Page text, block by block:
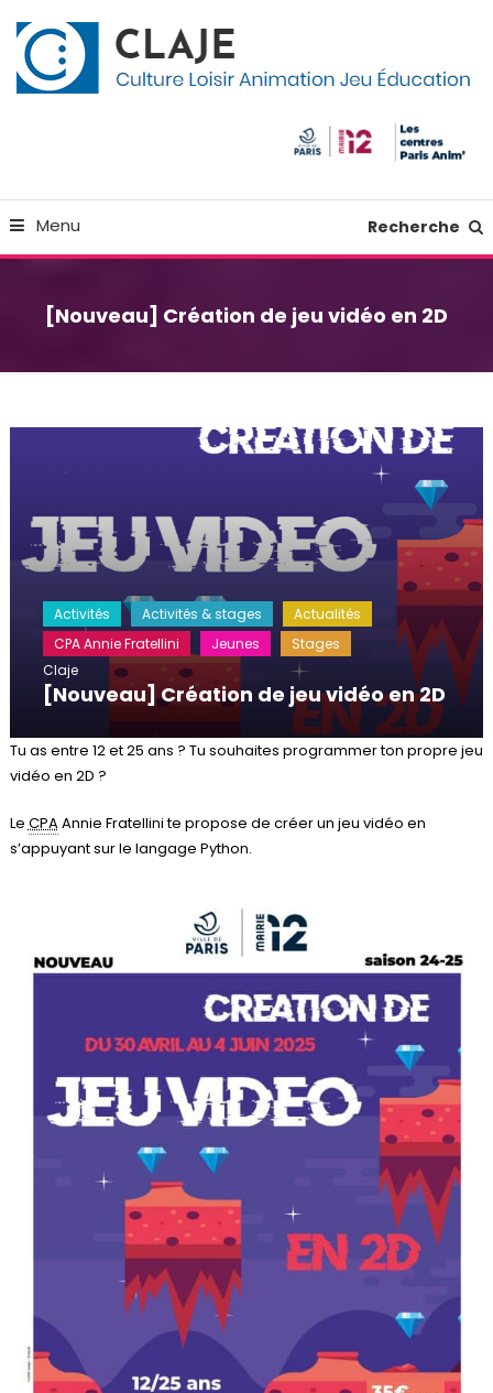
To
Content
Menu Recherche
[Nouveau] Création de jeu vidéo en 2D
Activités Activités & stages
Actualités
CPA Annie Fratellini
Jeunes
Stages
Claje
[Nouveau] Création de jeu vidéo en 2D
Tu as entre 12 et 25 ans ? Tu souhaites programmer ton propre jeu
vidéo en 2D ?
Le CPAAnnie Fratellini te propose de créer un jeu vidéo en
s’appuyant sur le langage Python.